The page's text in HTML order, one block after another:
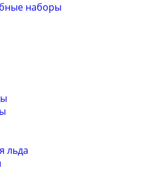
наборы
льда